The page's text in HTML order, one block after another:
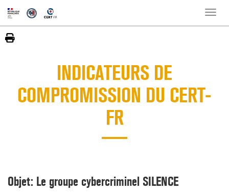
Toggle
INDICATEURS DE
COMPROMISSION DU CERT-
FR
Objet: Le groupe cybercriminel SILENCE